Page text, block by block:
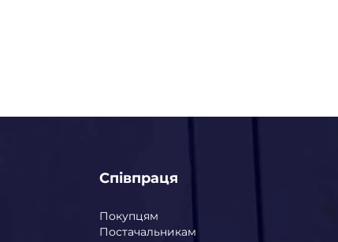
Співпраця
Покупцям
Постачальникам